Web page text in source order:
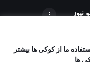
نیوز
ما از کوکی ها بیشتر
ها